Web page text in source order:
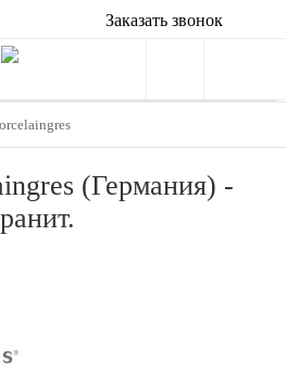
Заказать звонок
(Германия) -